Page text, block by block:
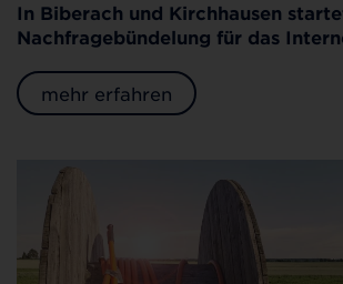
In Biberach und Kirchhausen
Nachfragebündelung für das
mehr erfahren